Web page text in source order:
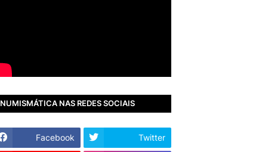
NUMISMÁTICA NAS REDES SOCIAIS
Facebook Twitter